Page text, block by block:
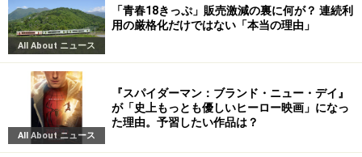
All About ニュース
「青春18きっぷ」販売激減の裏に何が？ 連続利
用の厳格化だけではない「本当の理由」
All About ニュース
『スパイダーマン：ブランド・ニュー・デイ』
が「史上もっとも優しいヒーロー映画」になっ
た理由。予習したい作品は？